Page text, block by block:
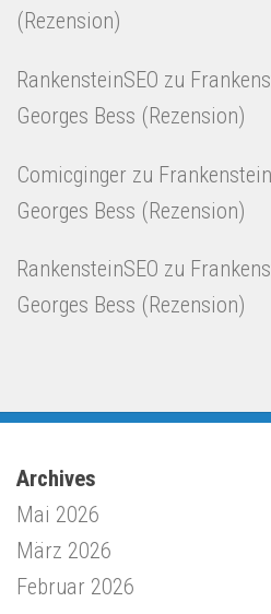
(Rezension)
RankensteinSEO zu
Georges Bess (Rezension)
Comicginger zu
Georges Bess (Rezension)
RankensteinSEO zu
Georges Bess (Rezension)
Archives
Mai 2026
März 2026
Februar 2026